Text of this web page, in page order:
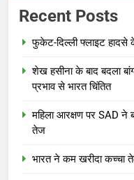
Recent Posts
फुकेट-दिल्ली फ्लाइट हादसे
शेख हसीना के बाद बदला
प्रभाव से भारत चिंतित
महिला आरक्षण पर SAD
तेज
भारत ने कम खरीदा कच्चा